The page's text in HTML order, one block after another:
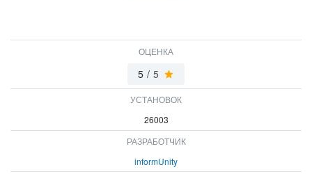
ВХОД
ОЦЕНКА
5 / 5
УСТАНОВОК
26003
РАЗРАБОТЧИК
informUnity